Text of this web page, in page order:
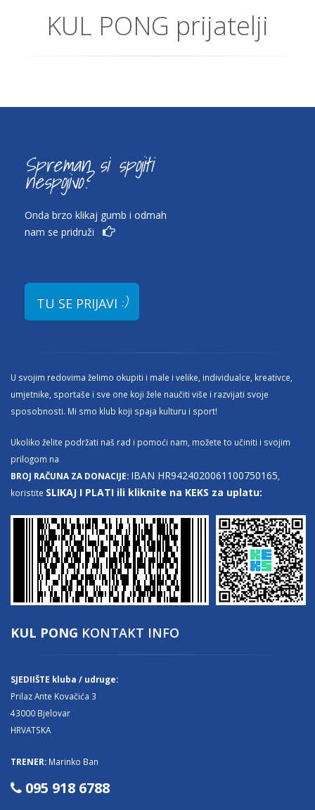
KUL PONG prijatelji
Spreman si spojiti
nespojivo?
Onda brzo klikaj gumb i odmah
nam se pridruži
TU SE PRIJAVI :)
U svojim redovima želimo okupiti i male i velike, individualce, kreativce,
umjetnike, sportaše i sve one koji žele naučiti više i razvijati svoje
sposobnosti. Mi smo klub koji spaja kulturu i sport!
Ukoliko želite podržati naš rad i pomoći nam, možete to učiniti i svojim
prilogom na
BROJ RAČUNA ZA DONACIJE: IBAN HR9424020061100750165
koristite SLIKAJ I PLATI ili kliknite na KEKS za uplatu:
KUL PONG KONTAKT INFO
SJEDIIŠTE kluba / udruge:
Prilaz Ante Kovačića 3
43000 Bjelovar
HRVATSKA
TRENER: Marinko Ban
095 918 6788